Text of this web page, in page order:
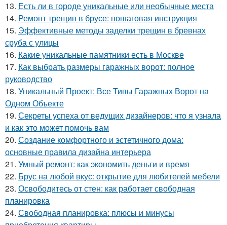
13. Есть ли в городе уникальные или необычные места
14. Ремонт трещин в брусе: пошаговая инструкция
15. Эффективные методы заделки трещин в бревнах
сруба с улицы
16. Какие уникальные памятники есть в Москве
17. Как выбрать размеры гаражных ворот: полное
руководство
18. Уникальный Проект: Все Типы Гаражных Ворот на
Одном Объекте
19. Секреты успеха от ведущих дизайнеров: что я узнала
и как это может помочь вам
20. Создание комфортного и эстетичного дома:
основные правила дизайна интерьера
21. Умный ремонт: как экономить деньги и время
22. Брус на любой вкус: открытие для любителей мебели
23. Освободитесь от стен: как работает свободная
планировка
24. Свободная планировка: плюсы и минусы